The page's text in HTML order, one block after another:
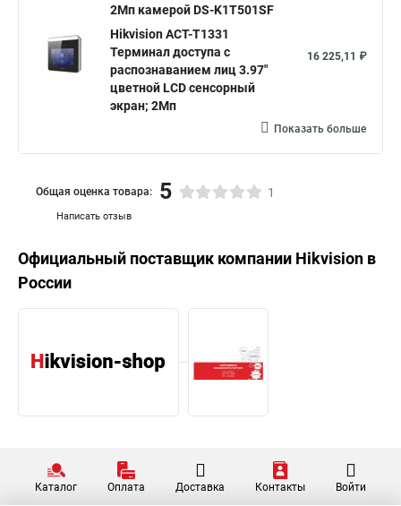
2Мп камерой DS-K1T501SF
Hikvision ACT-T1331
Терминал доступа с
распознаванием лиц 3.97"
цветной LCD сенсорный
экран; 2Мп
16 225,11 ₽
Показать больше
Написать отзыв
Общая оценка товара: 5 1
Официальный поставщик компании Hikvision в
России
Каталог Оплата Доставка Контакты Войти